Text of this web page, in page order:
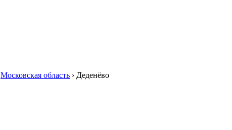
Московская область › Деденёво